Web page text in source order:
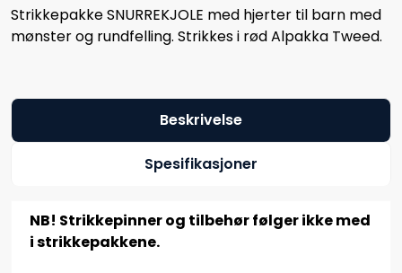
Strikkepakke SNURREKJOLE med hjerter til barn med
mønster og rundfelling. Strikkes i rød Alpakka Tweed.
Beskrivelse
Spesifikasjoner
NB! Strikkepinner og tilbehør følger ikke med
i strikkepakkene.